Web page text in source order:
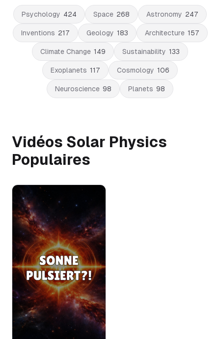
Psychology 424 Space 268 Astronomy 247
Inventions 217 Geology 183 Architecture 157
Climate Change 149 Sustainability 133
Exoplanets 117 Cosmology 106
Neuroscience 98 Planets 98
Vidéos Solar Physics
Populaires